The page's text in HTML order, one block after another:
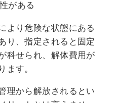
がある
より危険な状態にある
り、指定されると固定
科せられ、解体費用が
ます。
理から解放されるとい